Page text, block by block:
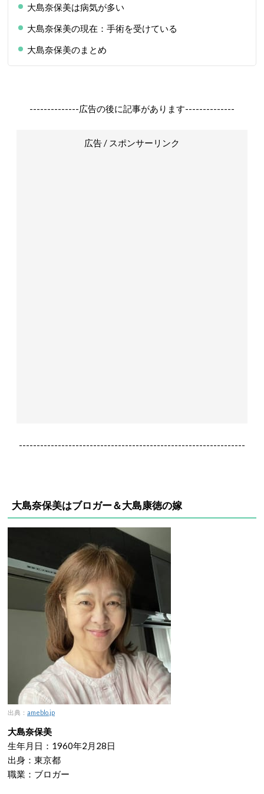
大島奈保美は病気が多い
大島奈保美の現在：手術を受けている
大島奈保美のまとめ
--------------広告の後に記事があります--------------
広告 / スポンサーリンク
----------------------------------------------------------------
大島奈保美はブロガー＆大島康徳の嫁
出典： ameblo.jp
大島奈保美
生年月日：1960年2月28日
出身：東京都
職業：ブロガー